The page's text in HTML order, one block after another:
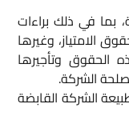
بما في ذلك براءات
الامتياز، وغيرها
الحقوق وتأجيرها
الشركة.
الشركة القابضة